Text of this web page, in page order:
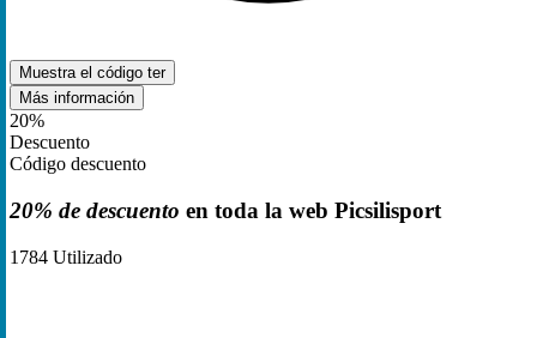
Muestra el código ter
Más información
20%
Descuento
Código descuento
20% de descuento en toda la web Picsilisport
1784 Utilizado